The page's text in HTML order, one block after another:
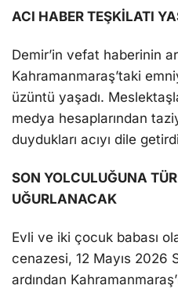
ACI HABER TEŞKİLATI
Demir’in vefat haberinin
Kahramanmaraş’taki
üzüntü yaşadı.
medya hesaplarından
duydukları acıyı dile
SON YOLCULUĞUNA
UĞURLANACAK
Evli ve iki çocuk babası
cenazesi, 12 Mayıs 2026
ardından